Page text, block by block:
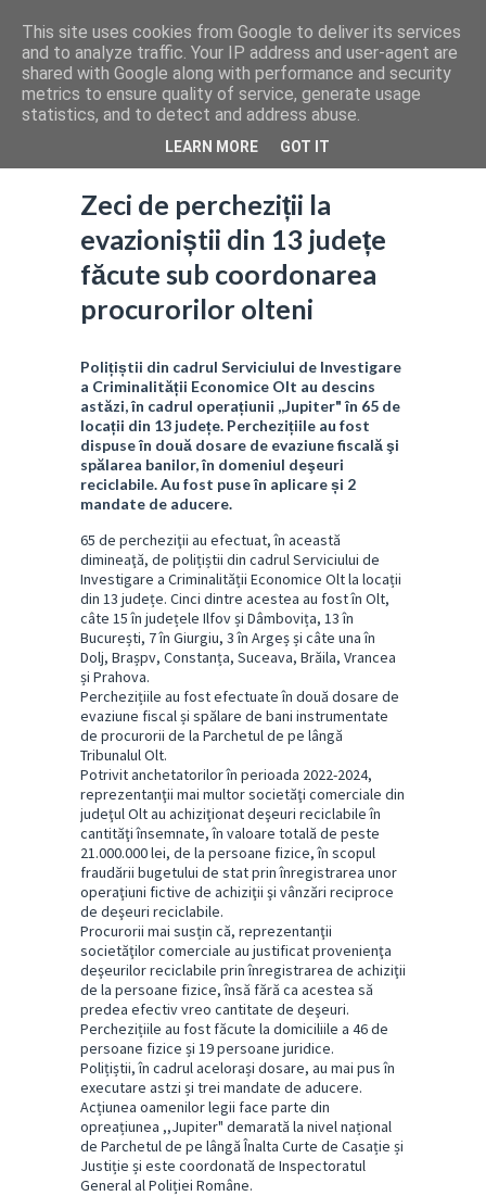
Zeci de percheziții la
evazioniștii din 13 județe
făcute sub coordonarea
procurorilor olteni
Polițiștii din cadrul Serviciului de Investigare
a Criminalității Economice Olt au descins
astăzi, în cadrul operațiunii ,,Jupiter" în 65 de
locații din 13 județe. Perchezițiile au fost
dispuse în două dosare de evaziune fiscală şi
spălarea banilor, în domeniul deşeuri
reciclabile. Au fost puse în aplicare și 2
mandate de aducere.
65 de percheziţii au efectuat, în această
dimineaţă, de polițiștii din cadrul Serviciului de
Investigare a Criminalității Economice Olt la locații
din 13 județe. Cinci dintre acestea au fost în Olt,
câte 15 în județele Ilfov și Dâmbovița, 13 în
București, 7 în Giurgiu, 3 în Argeș și câte una în
Dolj, Brașpv, Constanța, Suceava, Brăila, Vrancea
și Prahova.
Perchezițiile au fost efectuate în două dosare de
evaziune fiscal și spălare de bani instrumentate
de procurorii de la Parchetul de pe lângă
Tribunalul Olt.
Potrivit anchetatorilor în perioada 2022-2024,
reprezentanţii mai multor societăţi comerciale din
judeţul Olt au achiziţionat deşeuri reciclabile în
cantităţi însemnate, în valoare totală de peste
21.000.000 lei, de la persoane fizice, în scopul
fraudării bugetului de stat prin înregistrarea unor
operaţiuni fictive de achiziţii şi vânzări reciproce
de deşeuri reciclabile.
Procurorii mai susțin că, reprezentanţii
societăţilor comerciale au justificat provenienţa
deşeurilor reciclabile prin înregistrarea de achiziţii
de la persoane fizice, însă fără ca acestea să
predea efectiv vreo cantitate de deşeuri.
Perchezițiile au fost făcute la domiciliile a 46 de
persoane fizice și 19 persoane juridice.
Polițiștii, în cadrul acelorași dosare, au mai pus în
executare astzi și trei mandate de aducere.
Acțiunea oamenilor legii face parte din
opreațiunea ,,Jupiter" demarată la nivel național
de Parchetul de pe lângă Înalta Curte de Casație și
Justiție și este coordonată de Inspectoratul
General al Poliției Române.
This site uses cookies from Google to deliver its services
and to analyze traffic. Your IP address and user-agent are
shared with Google along with performance and security
metrics to ensure quality of service, generate usage
statistics, and to detect and address abuse.
LEARN MORE GOT IT